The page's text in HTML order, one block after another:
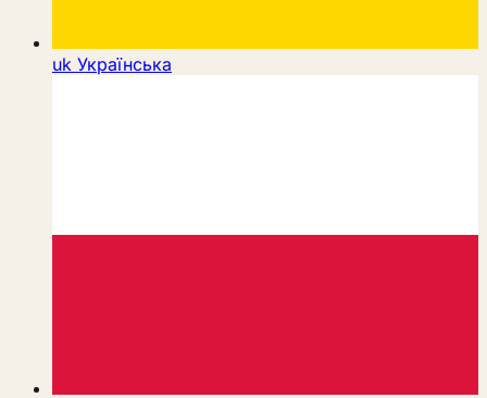
uk Українська